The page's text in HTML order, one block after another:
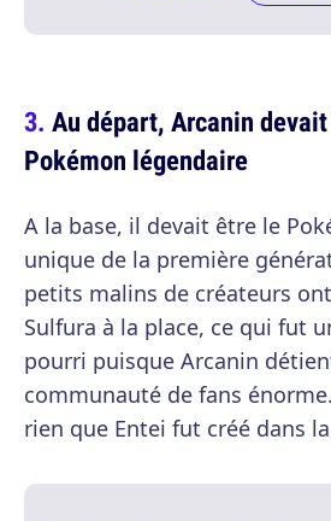
Au départ, Arcanin
Pokémon légendaire
A la base, il devait être le
unique de la première
petits malins de créateurs
Sulfura à la place, ce qui fut
pourri puisque Arcanin
communauté de fans
rien que Entei fut créé dans